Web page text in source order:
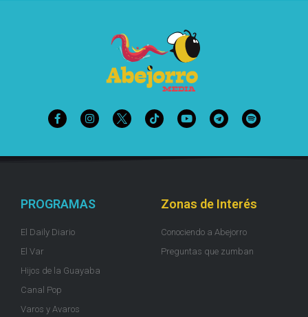
PROGRAMAS
El Daily Diario
El Var
Hijos de la Guayaba
Canal Pop
Varos y Avaros
Zonas de Interés
Conociendo a Abejorro
Preguntas que zumban